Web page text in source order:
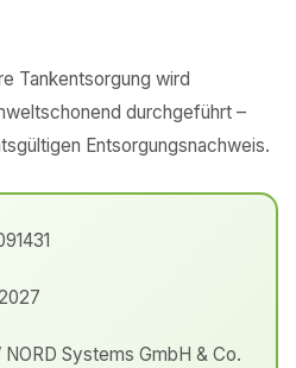
Tankentsorgung wird
durchgeführt –
Entsorgungsnachweis.
NORD Systems GmbH & Co.